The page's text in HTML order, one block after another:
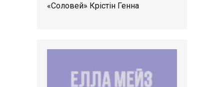
«Соловей» Крістін Генна